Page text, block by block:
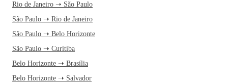
Rio de Janeiro ➝ São Paulo
São Paulo ➝ Rio de Janeiro
São Paulo ➝ Belo Horizonte
São Paulo ➝ Curitiba
Belo Horizonte ➝ Brasília
Belo Horizonte ➝ Salvador